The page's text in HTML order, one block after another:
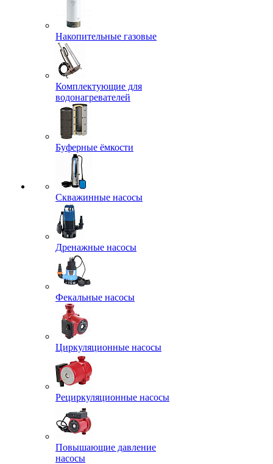
Накопительные газовые
Комплектующие для
водонагревателей
Буферные ёмкости
Скважинные насосы
Дренажные насосы
Фекальные насосы
Циркуляционные насосы
Рециркуляционные насосы
Повышающие давление
насосы